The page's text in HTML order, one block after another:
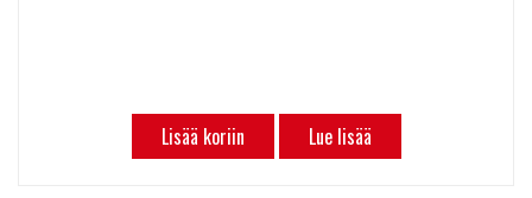
Lisää koriin Lue lisää